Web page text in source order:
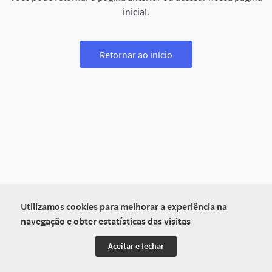
Utilizamos cookies para melhorar a experiência na
navegação e obter estatísticas das visitas
Aceitar e fechar
inicial.
Retornar ao início